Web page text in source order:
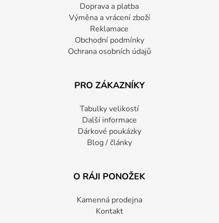
Doprava a platba
Výměna a vrácení zboží
Reklamace
Obchodní podmínky
Ochrana osobních údajů
PRO ZÁKAZNÍKY
Tabulky velikostí
Další informace
Dárkové poukázky
Blog / články
O RÁJI PONOŽEK
Kamenná prodejna
Kontakt